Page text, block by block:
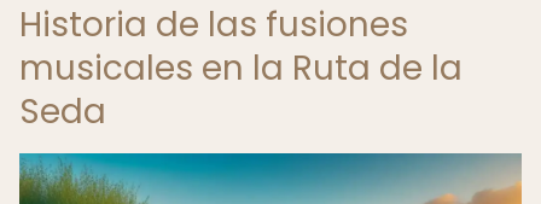
Historia de las fusiones
musicales en la Ruta de la
Seda